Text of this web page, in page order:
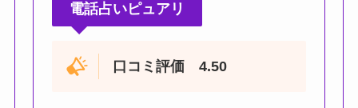
電話占いピュアリ
口コミ評価 4.50